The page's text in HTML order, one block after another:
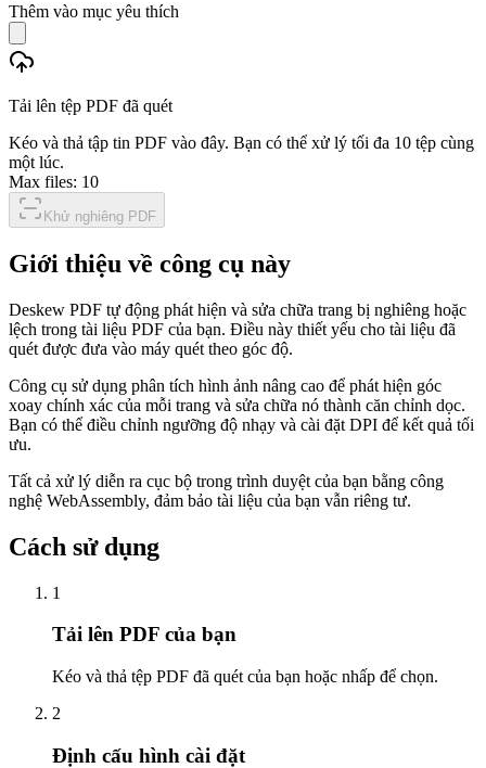
Thêm vào mục yêu thích
Tải lên tệp PDF đã quét
Kéo và thả tập tin PDF vào đây. Bạn có thể xử lý tối đa 10 tệp cùng
một lúc.
Max files: 10
Khử nghiêng PDF
Giới thiệu về công cụ này
Deskew PDF tự động phát hiện và sửa chữa trang bị nghiêng hoặc
lệch trong tài liệu PDF của bạn. Điều này thiết yếu cho tài liệu đã
quét được đưa vào máy quét theo góc độ.
Công cụ sử dụng phân tích hình ảnh nâng cao để phát hiện góc
xoay chính xác của mỗi trang và sửa chữa nó thành căn chỉnh dọc.
Bạn có thể điều chỉnh ngưỡng độ nhạy và cài đặt DPI để kết quả tối
ưu.
Tất cả xử lý diễn ra cục bộ trong trình duyệt của bạn bằng công
nghệ WebAssembly, đảm bảo tài liệu của bạn vẫn riêng tư.
Cách sử dụng
1
Tải lên PDF của bạn
Kéo và thả tệp PDF đã quét của bạn hoặc nhấp để chọn.
2
Định cấu hình cài đặt